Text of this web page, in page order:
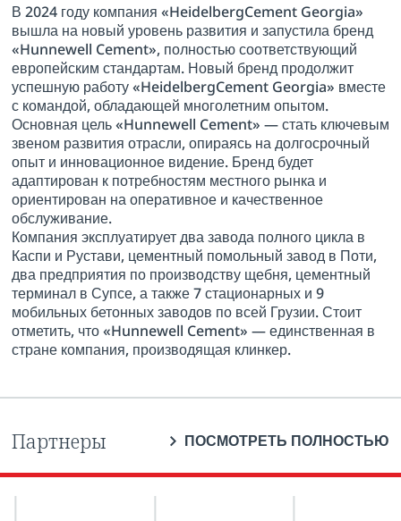
В 2024 году компания «HeidelbergCement Georgia»
вышла на новый уровень развития и запустила бренд
«Hunnewell Cement», полностью соответствующий
европейским стандартам. Новый бренд продолжит
успешную работу «HeidelbergCement Georgia» вместе
с командой, обладающей многолетним опытом.
Основная цель «Hunnewell Cement» — стать ключевым
звеном развития отрасли, опираясь на долгосрочный
опыт и инновационное видение. Бренд будет
адаптирован к потребностям местного рынка и
ориентирован на оперативное и качественное
обслуживание.
Компания эксплуатирует два завода полного цикла в
Каспи и Рустави, цементный помольный завод в Поти,
два предприятия по производству щебня, цементный
терминал в Супсе, а также 7 стационарных и 9
мобильных бетонных заводов по всей Грузии. Стоит
отметить, что «Hunnewell Cement» — единственная в
стране компания, производящая клинкер.
Партнеры ПОСМОТРЕТЬ ПОЛНОСТЬЮ